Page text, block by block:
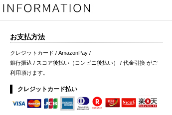
お支払方法
クレジットカード / AmazonPay /
銀行振込 / スコア後払い（コンビニ後払い） / 代金引換 がご
利用頂けます。
クレジットカード払い